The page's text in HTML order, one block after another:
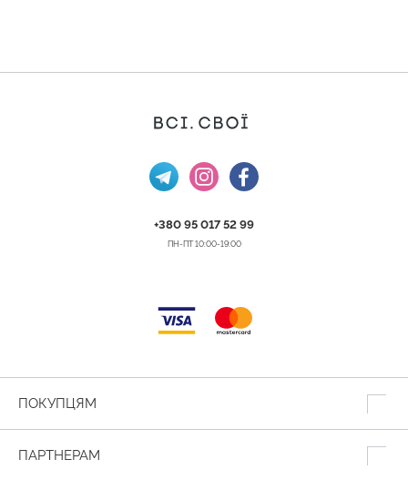
+380 95 017 52 99
ПН-ПТ 10:00-19:00
ПОКУПЦЯМ
ПАРТНЕРАМ